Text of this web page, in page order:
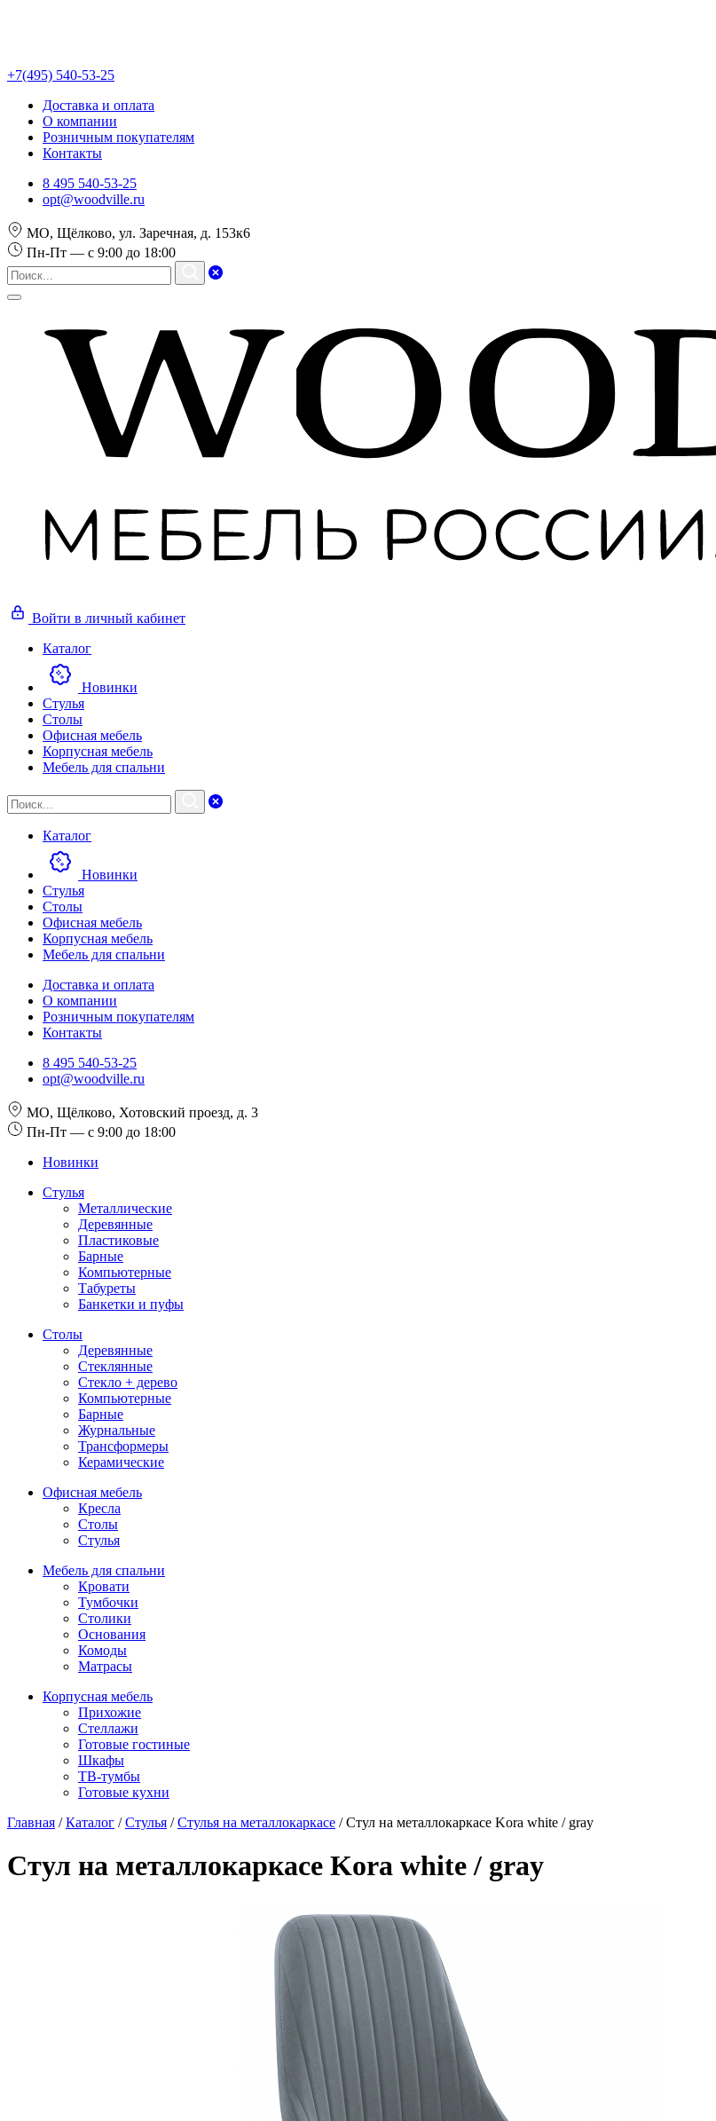
+7(495) 540-53-25
Доставка и оплата
О компании
Розничным покупателям
Контакты
8 495 540-53-25
opt@woodville.ru
МО, Щёлково, ул. Заречная, д. 153к6
Пн-Пт — с 9:00 до 18:00
Войти в личный кабинет
Каталог
Новинки
Стулья
Столы
Офисная мебель
Корпусная мебель
Мебель для спальни
Каталог
Новинки
Стулья
Столы
Офисная мебель
Корпусная мебель
Мебель для спальни
Доставка и оплата
О компании
Розничным покупателям
Контакты
8 495 540-53-25
opt@woodville.ru
МО, Щёлково, Хотовский проезд, д. 3
Пн-Пт — с 9:00 до 18:00
Новинки
Стулья
Металлические
Деревянные
Пластиковые
Барные
Компьютерные
Табуреты
Банкетки и пуфы
Столы
Деревянные
Стеклянные
Стекло + дерево
Компьютерные
Барные
Журнальные
Трансформеры
Керамические
Офисная мебель
Кресла
Столы
Стулья
Мебель для спальни
Кровати
Тумбочки
Столики
Основания
Комоды
Матрасы
Корпусная мебель
Прихожие
Стеллажи
Готовые гостиные
Шкафы
ТВ-тумбы
Готовые кухни
Главная /Каталог /Стулья /Стулья на металлокаркасе /Стул на металлокаркасе Kora white / gray
Стул на металлокаркасе Kora white / gray